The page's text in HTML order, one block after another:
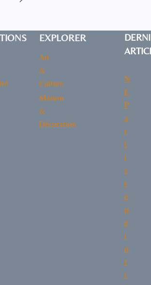
ET
HARMONIEUSE
EXPLORER
Art
&
Culture
Maison
&
Décoration
N
E
P
a
r
t
i
s
t
e
p
e
i
n
t
r